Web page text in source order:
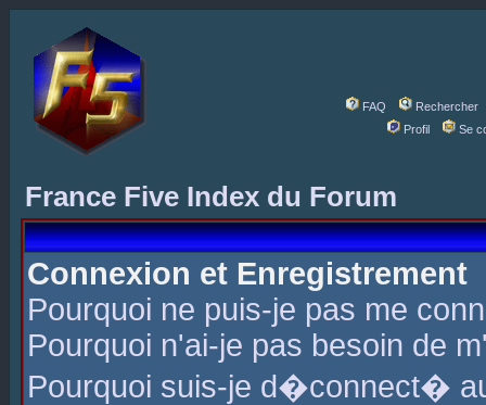
FAQ
Rechercher
Profil
Se
France Five Index du Forum
Connexion et Enregistrement
Pourquoi ne puis-je pas me
Pourquoi n'ai-je pas besoin de
Pourquoi suis-je d�connect�